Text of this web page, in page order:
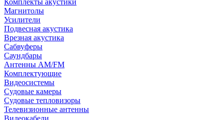
Комплекты акустики
Магнитолы
Усилители
Подвесная акустика
Врезная акустика
Сабвуферы
Саундбары
Антенны AM/FM
Комплектующие
Видеосистемы
Судовые камеры
Cудовые тепловизоры
Телевизионные антенны
Видеокабели